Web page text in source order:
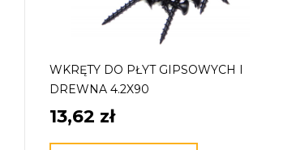
WKRĘTY DO PŁYT GIPSOWYCH I
DREWNA 4.2X90
13,62 zł